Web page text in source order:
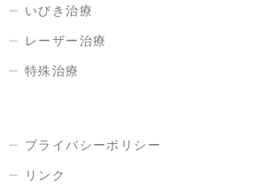
いびき治療
レーザー治療
特殊治療
プライバシーポリシー
リンク